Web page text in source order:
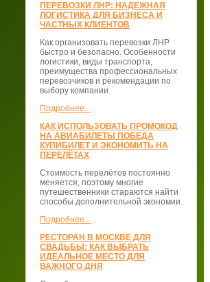
ПЕРЕВОЗКИ ЛНР: НАДЕЖНАЯ
ЛОГИСТИКА ДЛЯ БИЗНЕСА И
ЧАСТНЫХ КЛИЕНТОВ
Как организовать перевозки ЛНР
быстро и безопасно. Особенности
логистики, виды транспорта,
преимущества профессиональных
перевозчиков и рекомендации по
выбору компании.
Подробнее...
КАК ИСПОЛЬЗОВАТЬ ПРОМОКОД
НА АВИАБИЛЕТЫ ПОБЕДА
КУПИБИЛЕТ И ЭКОНОМИТЬ НА
ПЕРЕЛЁТАХ
Стоимость перелётов постоянно
меняется, поэтому многие
путешественники стараются найти
способы дополнительной экономии.
Подробнее...
РЕСТОРАН В МОСКВЕ ДЛЯ
СВАДЬБЫ: КАК ВЫБРАТЬ
ИДЕАЛЬНОЕ МЕСТО ДЛЯ
ВАЖНОГО ДНЯ